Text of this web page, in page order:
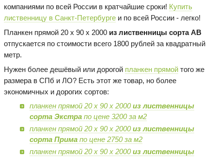
компаниями по всей России в кратчайшие сроки! Купить
лиственницу в Санкт-Петербурге и по всей России - легко!
Планкен прямой 20 х 90 х 2000 из лиственницы сорта AB
отпускается по стоимости всего 1800 рублей за квадратный
метр.
Нужен более дешёвый или дорогой планкен прямой того же
размера в СПб и ЛО? Есть этот же товар, но более
экономичных и дорогих сортов:
планкен прямой 20 х 90 х 2000из лиственницы
сорта Экстрапо цене 3200 за м2
планкен прямой 20 х 90 х 2000из лиственницы
сорта Примапо цене 2750 за м2
планкен прямой 20 х 90 х 2000из лиственницы